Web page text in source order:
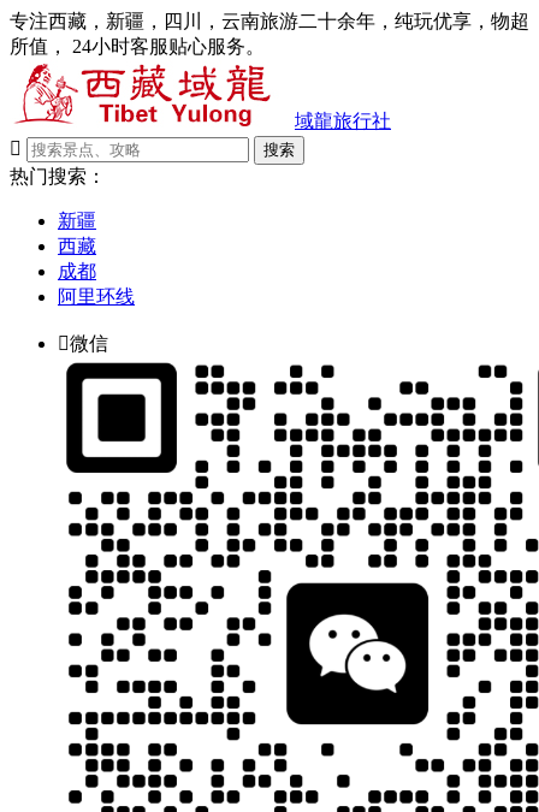
专注西藏，新疆，四川，云南旅游二十余年，纯玩优享，物超
所值， 24小时客服贴心服务。
域龍旅行社

搜索
热门搜索：
新疆
西藏
成都
阿里环线
微信